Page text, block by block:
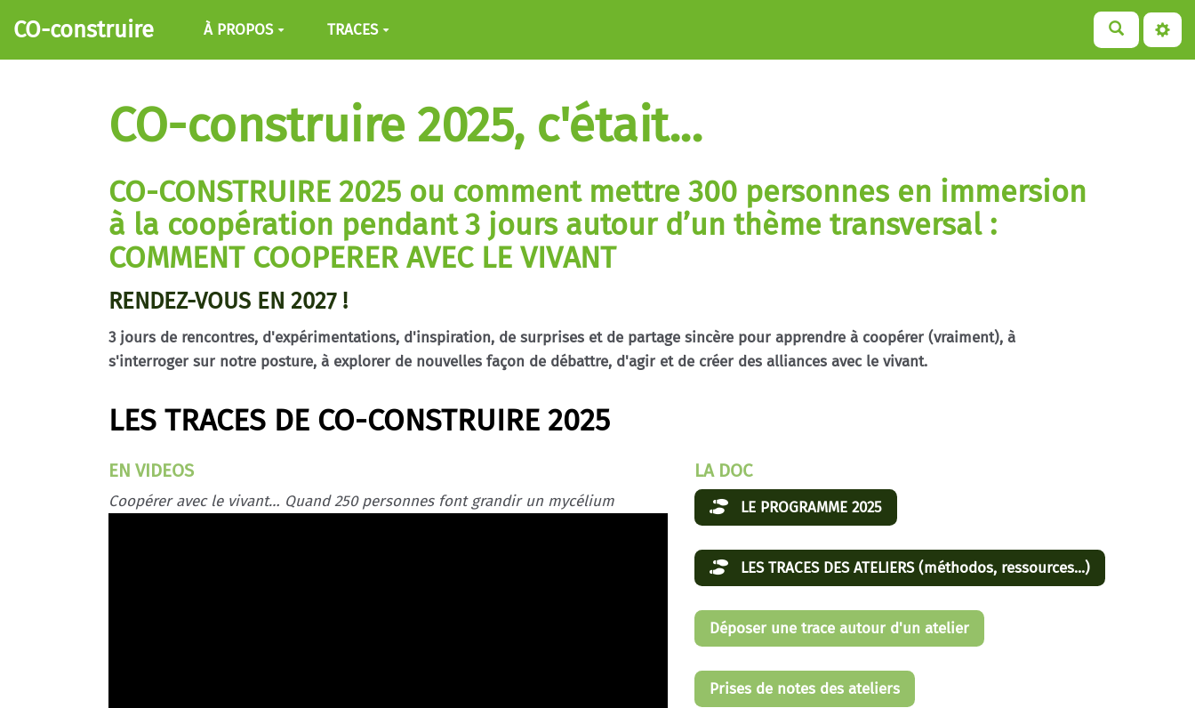
Aller au contenu principal
CO-construire À PROPOS TRACES
CO-construire 2025, c'était...
CO-CONSTRUIRE 2025 ou comment mettre 300 personnes en immersion
à la coopération pendant 3 jours autour d’un thème transversal :
COMMENT COOPERER AVEC LE VIVANT
RENDEZ-VOUS EN 2027 !
3 jours de rencontres, d'expérimentations, d'inspiration, de surprises et de partage sincère pour apprendre à coopérer (vraiment), à
s'interroger sur notre posture, à explorer de nouvelles façon de débattre, d'agir et de créer des alliances avec le vivant.
LES TRACES DE CO-CONSTRUIRE 2025
EN VIDEOS
Coopérer avec le vivant… Quand 250 personnes font grandir un mycélium
LA DOC
LE PROGRAMME 2025
LES TRACES DES ATELIERS (méthodos, ressources...)
Déposer une trace autour d'un atelier
Prises de notes des ateliers